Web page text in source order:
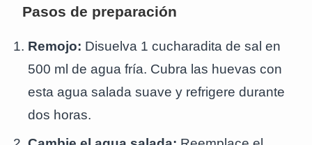
Pasos de preparación
Remojo: Disuelva 1 cucharadita de sal en
500 ml de agua fría. Cubra las huevas con
esta agua salada suave y refrigere durante
dos horas.